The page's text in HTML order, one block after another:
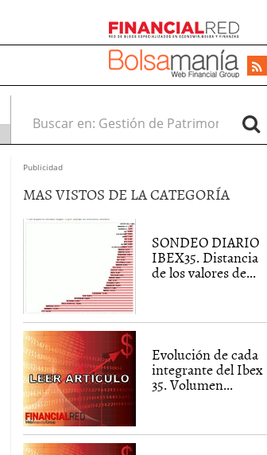
Buscar en:
Publicidad
MAS VISTOS DE LA CATEGORÍA
SONDEO DIARIO
IBEX35. Distancia
de los valores de...
Evolución de cada
integrante del Ibex
35. Volumen...